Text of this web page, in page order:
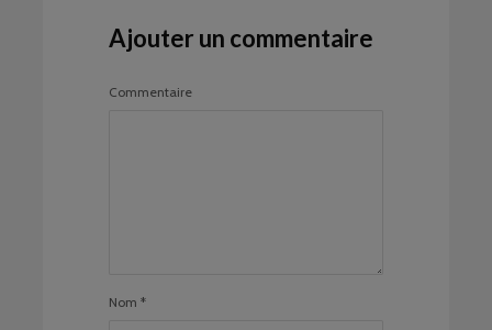
Ajouter un commentaire
Commentaire
Nom *